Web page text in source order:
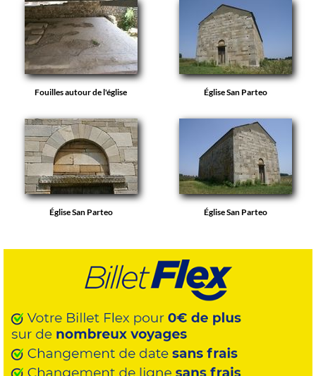
Fouilles autour de l'église Église San Parteo
Église San Parteo Église San Parteo